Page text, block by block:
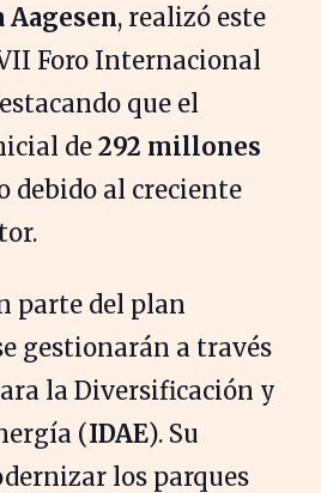
Aagesen, realizó este
Foro Internacional
que el
de 292 millones
debido al creciente
parte del plan
gestionarán a través
la Diversificación y
(IDAE). Su
los parques